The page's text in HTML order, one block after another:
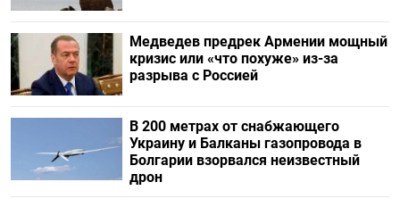
Медведев предрек Армении мощный
кризис или «что похуже» из-за
разрыва с Россией
В 200 метрах от снабжающего
Украину и Балканы газопровода в
Болгарии взорвался неизвестный
дрон